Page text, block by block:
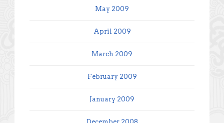
May 2009
April 2009
March 2009
February 2009
January 2009